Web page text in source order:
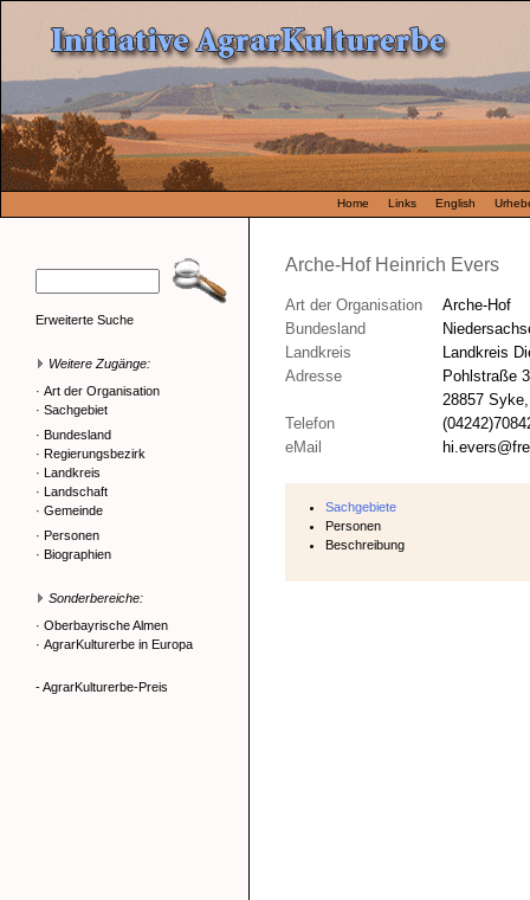
Home Links English
Erweiterte Suche
Weitere Zugänge:
· Art der Organisation
· Sachgebiet
· Bundesland
· Regierungsbezirk
· Landkreis
· Landschaft
· Gemeinde
· Personen
· Biographien
Sonderbereiche:
· Oberbayrische Almen
· AgrarKulturerbe in Europa
- AgrarKulturerbe-Preis
Arche-Hof Heinrich Evers
Art der Organisation
Arche-Hof
Bundesland
Landkreis
Landkreis
Adresse
Pohlstraße 3
28857
Telefon
eMail
Sachgebiete
Personen
Beschreibung